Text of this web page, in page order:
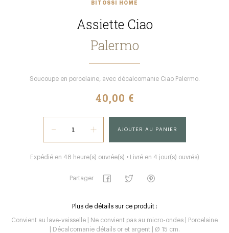
BITOSSI HOME
Assiette Ciao
Palermo
Soucoupe en porcelaine, avec décalcomanie Ciao Palermo.
40,00 €
AJOUTER AU PANIER
Expédié en 48 heure(s) ouvrée(s) • Livré en 4 jour(s) ouvrés)
Partager
Plus de détails sur ce produit :
Convient au lave-vaisselle | Ne convient pas au micro-ondes | Porcelaine
| Décalcomanie détails or et argent | Ø 15 cm.